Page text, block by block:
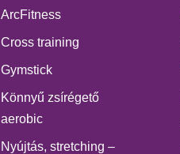
ArcFitness
Cross training
Gymstick
Könnyű zsírégető
aerobic
Nyújtás, stretching –